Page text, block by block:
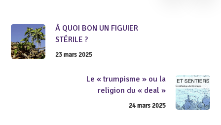
À QUOI BON UN FIGUIER
STÉRILE ?
23 mars 2025
Le « trumpisme » ou la
religion du « deal »
24 mars 2025